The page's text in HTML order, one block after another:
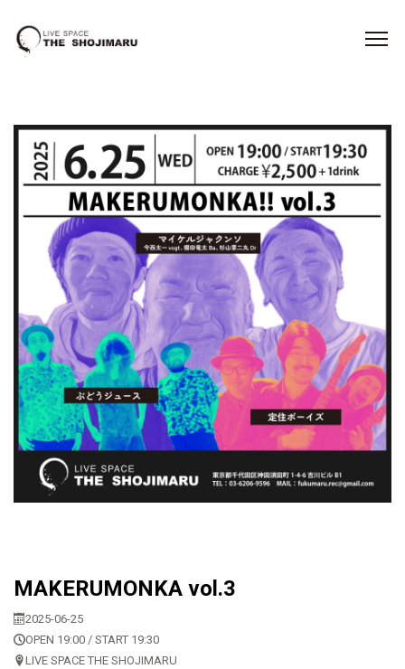
MAKERUMONKA vol.3
2025-06-25
OPEN 19:00 / START 19:30
LIVE SPACE THE SHOJIMARU